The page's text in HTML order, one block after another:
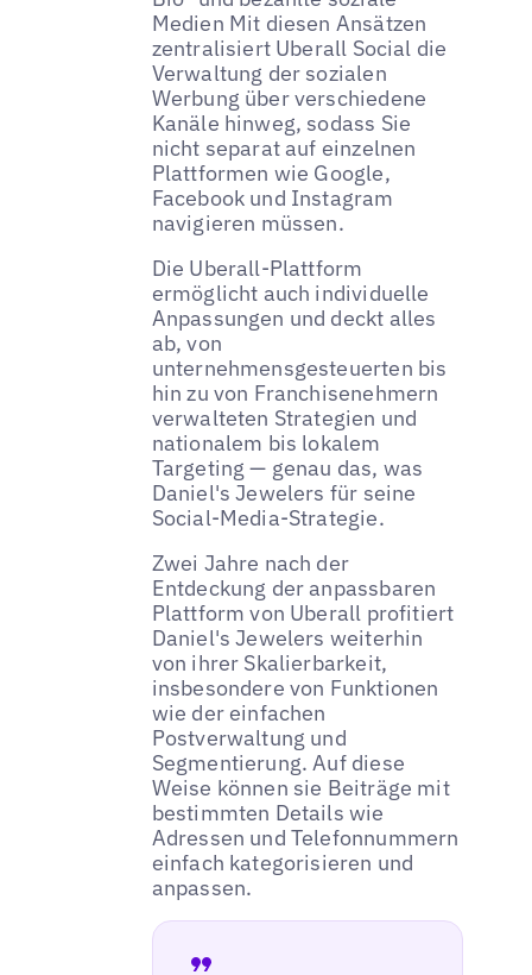
Medien Mit diesen Ansätzen
zentralisiert Uberall Social die
Verwaltung der sozialen
Werbung über verschiedene
Kanäle hinweg, sodass Sie
nicht separat auf einzelnen
Plattformen wie Google,
Facebook und Instagram
navigieren müssen.
Die Uberall-Plattform
ermöglicht auch individuelle
Anpassungen und deckt alles
ab, von
unternehmensgesteuerten bis
hin zu von Franchisenehmern
verwalteten Strategien und
nationalem bis lokalem
Targeting — genau das, was
Daniel's Jewelers für seine
Social-Media-Strategie.
Zwei Jahre nach der
Entdeckung der anpassbaren
Plattform von Uberall profitiert
Daniel's Jewelers weiterhin
von ihrer Skalierbarkeit,
insbesondere von Funktionen
wie der einfachen
Postverwaltung und
Segmentierung. Auf diese
Weise können sie Beiträge mit
bestimmten Details wie
Adressen und Telefonnummern
einfach kategorisieren und
anpassen.